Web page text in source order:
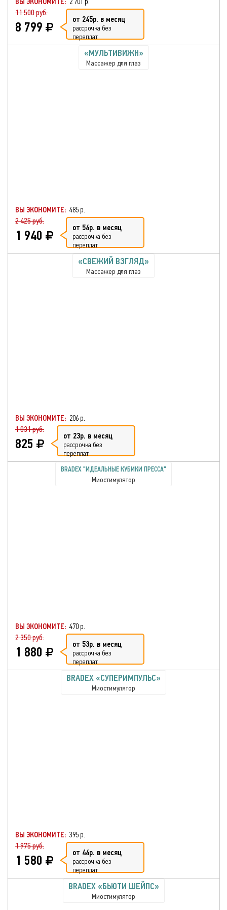
11 500 руб.
8 799 от 245р. в месяц
рассрочка без
переплат
«МУЛЬТИВИЖН»
Массажер для глаз
ВЫ ЭКОНОМИТЕ: 485 р.
2 425 руб.
1 940 от 54р. в месяц
рассрочка без
переплат
«СВЕЖИЙ ВЗГЛЯД»
Массажер для глаз
ВЫ ЭКОНОМИТЕ: 206 р.
1 031 руб.
825 от 23р. в месяц
рассрочка без
переплат
BRADEX "ИДЕАЛЬНЫЕ КУБИКИ ПРЕССА"
Миостимулятор
ВЫ ЭКОНОМИТЕ: 470 р.
2 350 руб.
1 880 от 53р. в месяц
рассрочка без
переплат
BRADEX «СУПЕРИМПУЛЬС»
Миостимулятор
ВЫ ЭКОНОМИТЕ: 395 р.
1 975 руб.
1 580 от 44р. в месяц
рассрочка без
переплат
BRADEX «БЬЮТИ ШЕЙПС»
Миостимулятор